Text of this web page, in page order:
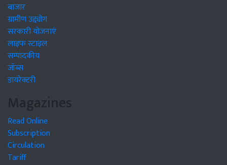
बाजार
ग्रामीण उद्द्योग
सरकारी योजनाएं
लाइफ स्टाइल
सम्पादकीय
जॉब्स
डायरेक्टरी
Magazines
Read Online
Subscription
Circulation
Tariff